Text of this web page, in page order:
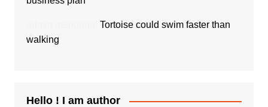
Tortoise could swim faster than
walking
Hello ! I am author